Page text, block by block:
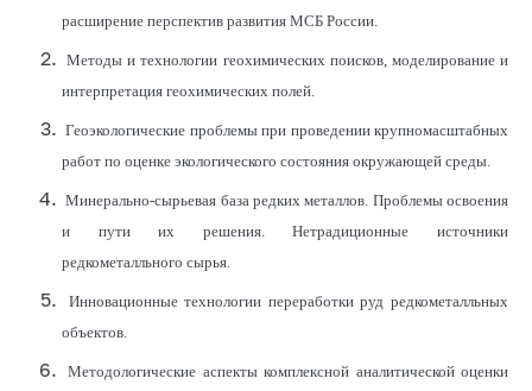
расширение перспектив развития МСБ России.
Методы и технологии геохимических поисков, моделирование и
интерпретация геохимических полей.
Геоэкологические проблемы при проведении крупномасштабных
работ по оценке экологического состояния окружающей среды.
Минерально-сырьевая база редких металлов. Проблемы освоения
и пути их решения. Нетрадиционные источники
редкометалльного сырья.
Инновационные технологии переработки руд редкометалльных
объектов.
Методологические аспекты комплексной аналитической оценки